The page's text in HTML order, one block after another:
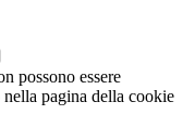
possono essere
pagina della cookie